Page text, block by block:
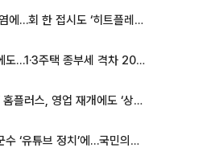
바다 태운 폭염에…회 한 접시도 ‘히트플레이션’
종부세 개편에도…1·3주택 종부세 격차 2028년부터 확대
‘회생 D-3주’ 홈플러스, 영업 재개에도 ‘상품 공급망’ 복구가 생존 관건
우성빈 기장군수 ‘유튜브 정치’에…국민의힘 군의원들 집단 반발